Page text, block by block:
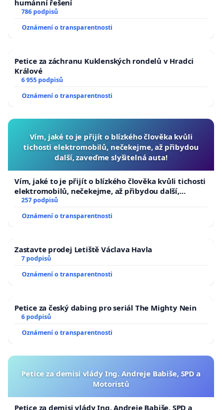
humánní řešení
786 podpisů
Oznámení o transparentnosti
Petice za záchranu Kuklenských rondelů v Hradci
Králové
6 955 podpisů
Oznámení o transparentnosti
Vím, jaké to je přijít o blízkého člověka kvůli
tichosti elektromobilů, nečekejme, až přibydou
další, zaveďme slyšitelná auta!
Vím, jaké to je přijít o blízkého člověka kvůli tichosti
elektromobilů, nečekejme, až přibydou další,
zaveďme slyšitelná auta!
257 podpisů
Oznámení o transparentnosti
Zastavte prodej Letiště Václava Havla
7 podpisů
Oznámení o transparentnosti
Petice za český dabing pro seriál The Mighty Nein
6 podpisů
Oznámení o transparentnosti
Petice za demisi vlády Ing. Andreje Babiše, SPD a
Motoristů
Petice za demisi vlády Ing. Andreje Babiše, SPD a